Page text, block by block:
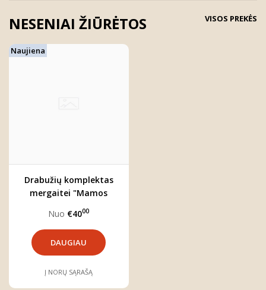
NESENIAI ŽIŪRĖTOS VISOS PREKĖS
Naujiena
Drabužių komplektas
mergaitei "Mamos
Nuo €4000
DAUGIAU
Į NORŲ SĄRAŠĄ